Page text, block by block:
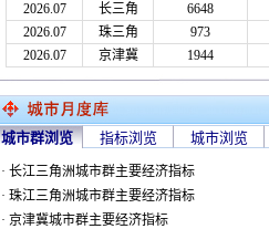
2026.07
长三角 6648
2026.07
珠三角 973
2026.07
京津冀 1944
城市群浏览 指标浏览 城市浏览
· 长江三角洲城市群主要经济指标
· 珠江三角洲城市群主要经济指标
· 京津冀城市群主要经济指标